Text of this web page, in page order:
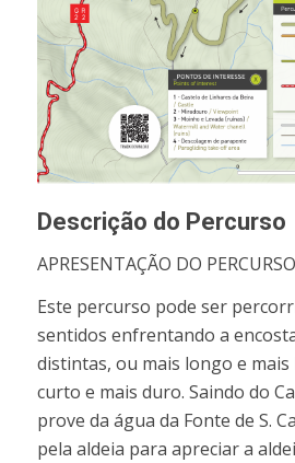
Descrição do Percurso
APRESENTAÇÃO DO PERCURSO
Este percurso pode ser
sentidos enfrentando a
distintas, ou mais longo e
curto e mais duro. Saindo do
prove da água da Fonte de S.
pela aldeia para apreciar a